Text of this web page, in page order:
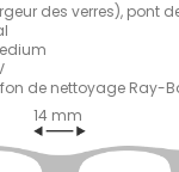
des verres), pont
de nettoyage Ray-
14 mm